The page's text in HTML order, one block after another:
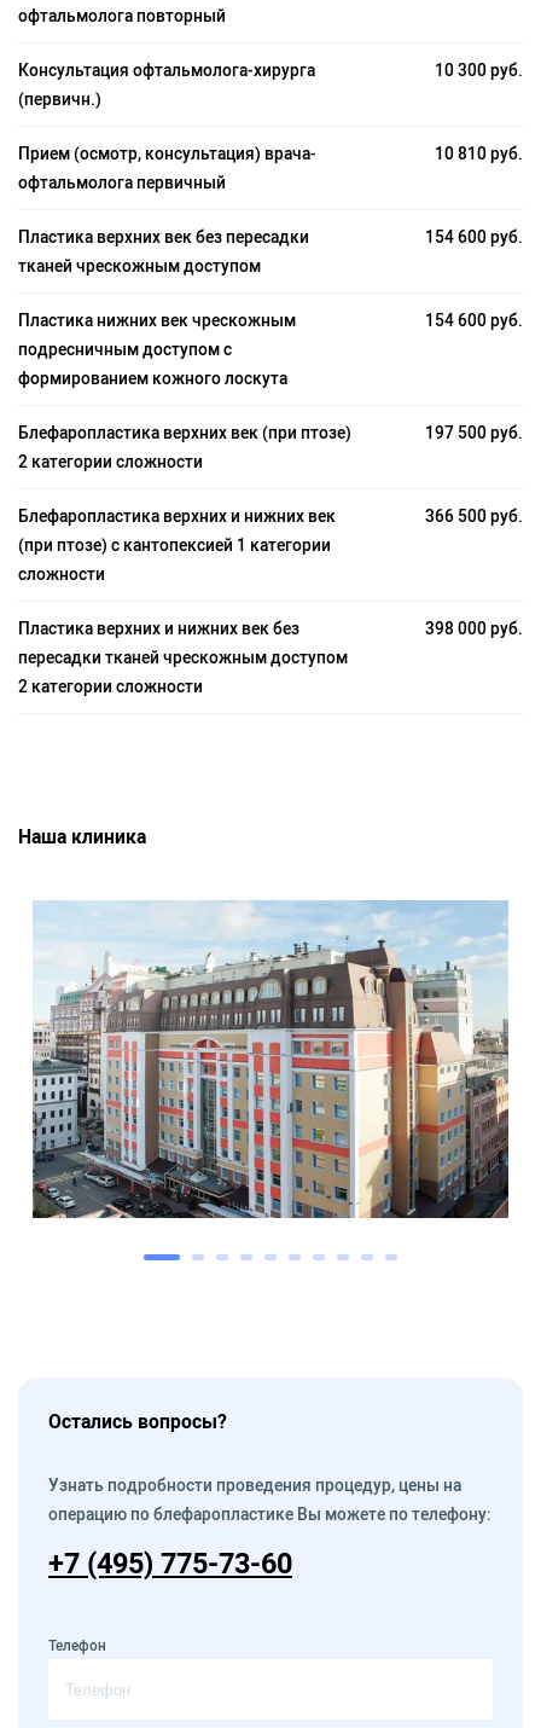
офтальмолога повторный
Консультация офтальмолога-хирурга
(первичн.)
10 300 руб.
Прием (осмотр, консультация) врача-
офтальмолога первичный
10 810 руб.
Пластика верхних век без пересадки
тканей чрескожным доступом
154 600 руб.
Пластика нижних век чрескожным
подресничным доступом с
формированием кожного лоскута
154 600 руб.
Блефаропластика верхних век (при птозе)
2 категории сложности
197 500 руб.
Блефаропластика верхних и нижних век
(при птозе) с кантопексией 1 категории
сложности
366 500 руб.
Пластика верхних и нижних век без
пересадки тканей чрескожным доступом
2 категории сложности
398 000 руб.
Наша клиника
Остались вопросы?
Узнать подробности проведения процедур, цены на
операцию по блефаропластике Вы можете по телефону:
+7 (495) 775-73-60
Телефон